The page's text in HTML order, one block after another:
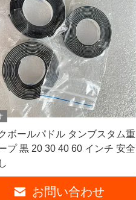
ボールパドル タンブスタム重
プ 黒 20 30 40 60 インチ 安全
お問い合わせ